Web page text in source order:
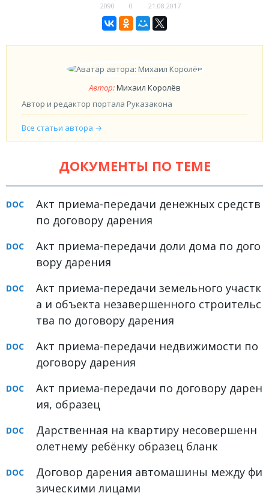
2090 0 21.08.2017
Автор:Михаил Королёв
Автор и редактор портала Руказакона
Все статьи автора →
ДОКУМЕНТЫ ПО ТЕМЕ
Акт приема-передачи денежных средств
по договору дарения
Акт приема-передачи доли дома по дого
вору дарения
Акт приема-передачи земельного участк
а и объекта незавершенного строительс
тва по договору дарения
Акт приема-передачи недвижимости по
договору дарения
Акт приема-передачи по договору дарен
ия, образец
Дарственная на квартиру несовершенн
олетнему ребёнку образец бланк
Договор дарения автомашины между фи
зическими лицами